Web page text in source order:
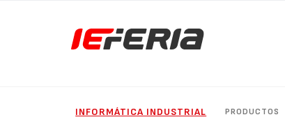
INFORMÁTICA INDUSTRIAL PRODUCTOS